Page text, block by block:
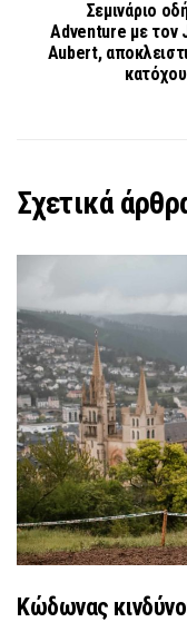
Σεμινάριο
Adventure με τον
Aubert,
Σχετικά
Κώδωνας